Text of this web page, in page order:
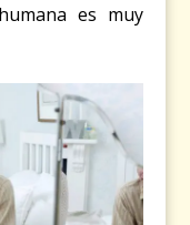
es muy